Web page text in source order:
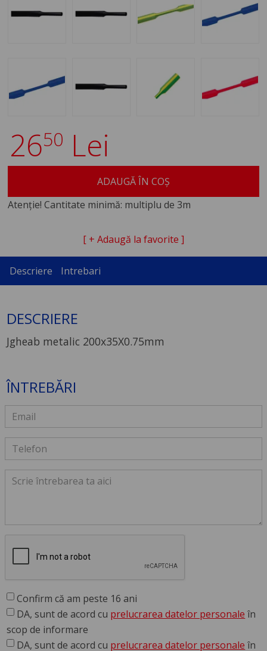
2650 Lei
ADAUGĂ ÎN COȘ
Atenție! Cantitate minimă: multiplu de 3m
[ + Adaugă la favorite ]
Descriere Intrebari
DESCRIERE
Jgheab metalic 200x35X0.75mm
ÎNTREBĂRI
Confirm că am peste 16 ani
DA, sunt de acord cu prelucrarea datelor personale în
scop de informare
DA, sunt de acord cu prelucrarea datelor personale în